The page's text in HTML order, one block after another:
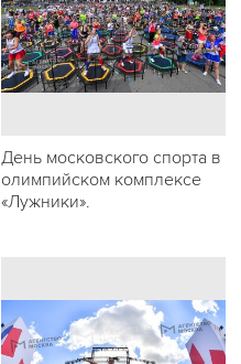
День московского спорта в
олимпийском комплексе
«Лужники».